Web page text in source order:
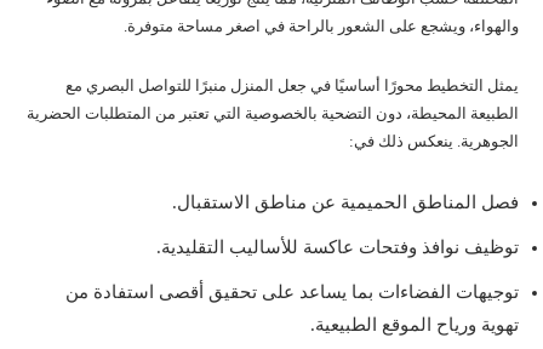
والهواء، ويشجع على الشعور بالراحة في اصغر مساحة متوفرة.
يمثل التخطيط محورًا أساسيًا في جعل المنزل منبرًا للتواصل البصري مع
الطبيعة المحيطة، دون التضحية بالخصوصية التي تعتبر من المتطلبات الحضرية
الجوهرية. ينعكس ذلك في:
فصل المناطق الحميمية عن مناطق الاستقبال.
توظيف نوافذ وفتحات عاكسة للأساليب التقليدية.
توجيهات الفضاءات بما يساعد على تحقيق أقصى استفادة من
تهوية ورياح الموقع الطبيعية.